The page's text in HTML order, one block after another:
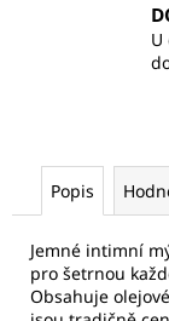
U
Popis
Jemné intimní
pro šetrnou
Obsahuje